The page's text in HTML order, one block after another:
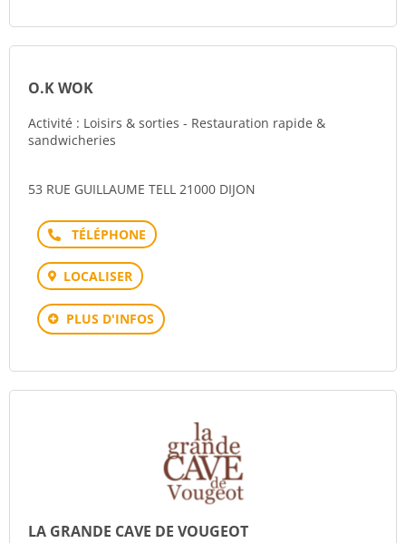
O.K WOK
Activité : Loisirs & sorties - Restauration rapide &
sandwicheries
53 RUE GUILLAUME TELL 21000 DIJON
Téléphone
LOCALISER
PLUS D'INFOS
LA GRANDE CAVE DE VOUGEOT